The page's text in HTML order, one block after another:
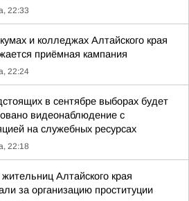
22:33
и колледжах Алтайского края
приёмная кампания
22:24
в сентябре выборах будет
видеонаблюдение с
на служебных ресурсах
22:18
Алтайского края
за организацию проституции